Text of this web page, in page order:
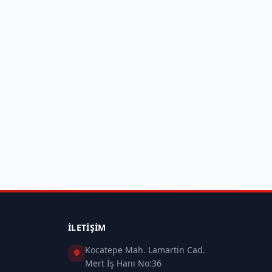
İLETIŞIM
Kocatepe Mah. Lamartin Cad.
Mert İş Hanı No:36